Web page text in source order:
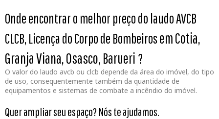
Onde encontrar o melhor preço do laudo AVCB
CLCB, Licença do Corpo de Bombeirosem Cotia,
Granja Viana, Osasco, Barueri ?
O valor do laudo avcb ou clcb depende da área do imóvel, do tipo
de uso, consequentemente também da quantidade de
equipamentos e sistemas de combate a incêndio do imóvel.
Quer ampliar seu espaço? Nós te ajudamos.